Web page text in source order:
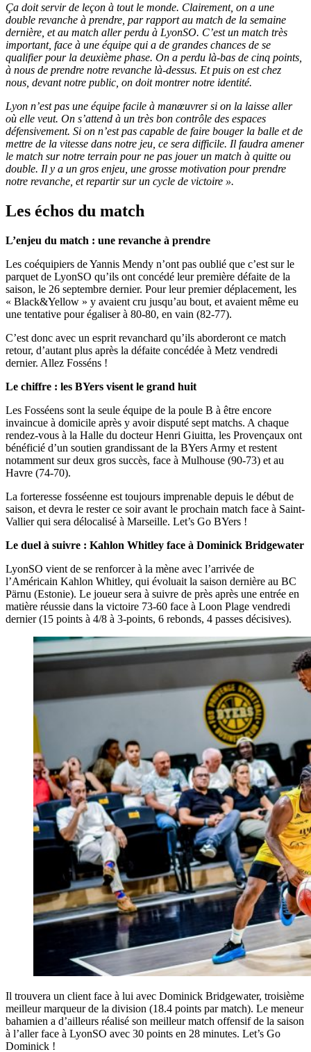
Ça doit servir de leçon à tout le monde. Clairement, on a une
double revanche à prendre, par rapport au match de la semaine
dernière, et au match aller perdu à LyonSO. C’est un match très
important, face à une équipe qui a de grandes chances de se
qualifier pour la deuxième phase. On a perdu là-bas de cinq points,
à nous de prendre notre revanche là-dessus. Et puis on est chez
nous, devant notre public, on doit montrer notre identité.
Lyon n’est pas une équipe facile à manœuvrer si on la laisse aller
où elle veut. On s’attend à un très bon contrôle des espaces
défensivement. Si on n’est pas capable de faire bouger la balle et de
mettre de la vitesse dans notre jeu, ce sera difficile. Il faudra amener
le match sur notre terrain pour ne pas jouer un match à quitte ou
double. Il y a un gros enjeu, une grosse motivation pour prendre
notre revanche, et repartir sur un cycle de victoire ».
Les échos du match
L’enjeu du match : une revanche à prendre
Les coéquipiers de Yannis Mendy n’ont pas oublié que c’est sur le
parquet de LyonSO qu’ils ont concédé leur première défaite de la
saison, le 26 septembre dernier. Pour leur premier déplacement, les
« Black&Yellow » y avaient cru jusqu’au bout, et avaient même eu
une tentative pour égaliser à 80-80, en vain (82-77).
C’est donc avec un esprit revanchard qu’ils aborderont ce match
retour, d’autant plus après la défaite concédée à Metz vendredi
dernier. Allez Fosséns !
Le chiffre : les BYers visent le grand huit
Les Fosséens sont la seule équipe de la poule B à être encore
invaincue à domicile après y avoir disputé sept matchs. A chaque
rendez-vous à la Halle du docteur Henri Giuitta, les Provençaux ont
bénéficié d’un soutien grandissant de la BYers Army et restent
notamment sur deux gros succès, face à Mulhouse (90-73) et au
Havre (74-70).
La forteresse fosséenne est toujours imprenable depuis le début de
saison, et devra le rester ce soir avant le prochain match face à Saint-
Vallier qui sera délocalisé à Marseille. Let’s Go BYers !
Le duel à suivre : Kahlon Whitley face à Dominick Bridgewater
LyonSO vient de se renforcer à la mène avec l’arrivée de
l’Américain Kahlon Whitley, qui évoluait la saison dernière au BC
Pärnu (Estonie). Le joueur sera à suivre de près après une entrée en
matière réussie dans la victoire 73-60 face à Loon Plage vendredi
dernier (15 points à 4/8 à 3-points, 6 rebonds, 4 passes décisives).
Il trouvera un client face à lui avec Dominick Bridgewater, troisième
meilleur marqueur de la division (18.4 points par match). Le meneur
bahamien a d’ailleurs réalisé son meilleur match offensif de la saison
à l’aller face à LyonSO avec 30 points en 28 minutes. Let’s Go
Dominick !